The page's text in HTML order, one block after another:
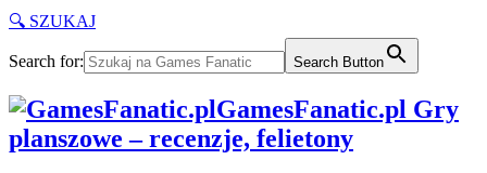
🔍 SZUKAJ
Search for: Search Button
GamesFanatic.pl Gry
planszowe – recenzje, felietony